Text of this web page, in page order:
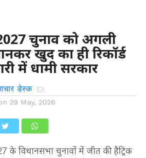
चुनाव को अगली
खुद का ही रिकॉर्ड
में धामी सरकार
डेस्क
29 May, 2026
के विधानसभा चुनावों में जीत की हैट्रिक